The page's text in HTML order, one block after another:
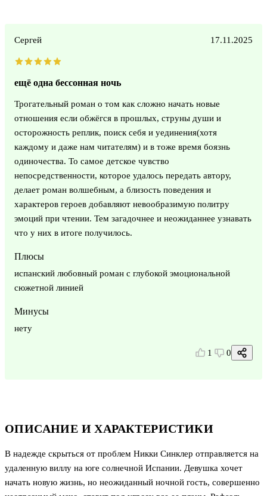
ОПИСАНИЕ И ХАРАКТЕРИСТИКИ
В надежде скрыться от проблем Никки Синклер отправляется на
удаленную виллу на юге солнечной Испании. Девушка хочет
начать новую жизнь, но неожиданный ночной гость, совершенно
Сергей 17.11.2025
ещё одна бессонная ночь
Трогательный роман о том как сложно начать новые
отношения если обжёгся в прошлых, струны души и
осторожность реплик, поиск себя и уединения(хотя
каждому и даже нам читателям) и в тоже время боязнь
одиночества. То самое детское чувство
непосредственности, которое удалось передать автору,
делает роман волшебным, а близость поведения и
характеров героев добавляют невообразимую политру
эмоций при чтении. Тем загадочнее и неожиданнее узнавать
что у них в итоге получилось.
Плюсы
испанский любовный роман с глубокой эмоциональной
сюжетной линией
Минусы
нету
1 0